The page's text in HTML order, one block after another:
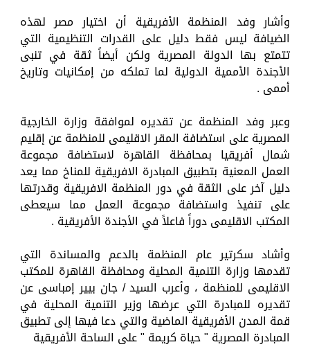
وأشار وفد المنظمة الأفريقية أن اختيار مصر لهذه
الضيافة ليس فقط دليل على القدرات التنظيمية التي
تتمتع بها الدولة المصرية ولكن أيضاً ثقة في تنبى
الأجندة الأممية الدولية لما تملكه من إمكانيات وتاريخ
أممى .
وعبر وفد المنظمة عن تقديره لموافقة وزارة الخارجية
المصرية على استضافة المقر الاقليمى للمنظمة عن إقليم
شمال أفريقيا بمحافظة القاهرة لاستضافة مجموعة
العمل المعنية بتطبيق المبادرة الافريقية للمناخ مما يعد
دليل آخر على الثقة في دور المنظمة الافريقية وقدرتها
على تنفيذ واستضافة مجموعة العمل مما سيعطى
المكتب الاقليمى دوراً فاعلاً في الأجندة الأفريقية .
وأشاد سكرتير عام المنظمة بالدعم والمساندة التي
تقدمها وزارة التنمية المحلية ومحافظة القاهرة للمكتب
الاقليمى للمنظمة ، وأعرب السيد / جان بيير إمباسى عن
تقديره للمبادرة التي عرضها وزير التنمية المحلية في
قمة المدن الأفريقية الماضية والتي دعا فيها إلى تطبيق
المبادرة المصرية " حياة كريمة " على الساحة الأفريقية